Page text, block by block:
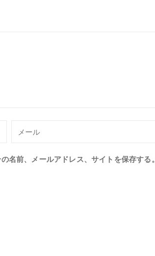
名前、メールアドレス、サイトを保存する。